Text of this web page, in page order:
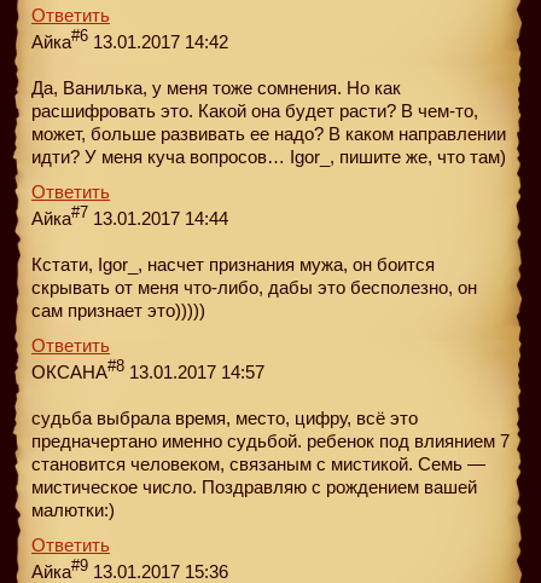
Ответить
Айка#6 13.01.2017 14:42
Да, Ванилька, у меня тоже сомнения. Но как
расшифровать это. Какой она будет расти? В чем-то,
может, больше развивать ее надо? В каком направлении
идти? У меня куча вопросов… Igor_, пишите же, что там)
Ответить
Айка#7 13.01.2017 14:44
Кстати, Igor_, насчет признания мужа, он боится
скрывать от меня что-либо, дабы это бесполезно, он
сам признает это)))))
Ответить
ОКСАНА#8 13.01.2017 14:57
судьба выбрала время, место, цифру, всё это
предначертано именно судьбой. ребенок под влиянием 7
становится человеком, связаным с мистикой. Семь —
мистическое число. Поздравляю с рождением вашей
малютки:)
Ответить
Айка#9 13.01.2017 15:36